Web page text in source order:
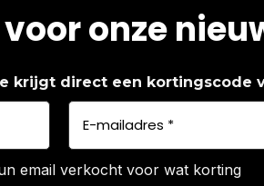
onze
krijgt direct een kortingscode
email verkocht voor wat korting